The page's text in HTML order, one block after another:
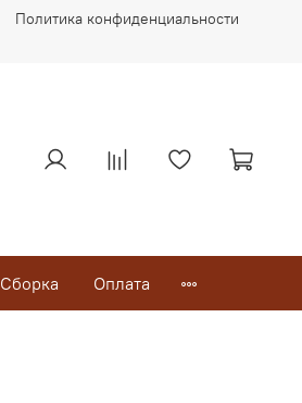
Политика конфиденциальности
Сборка Оплата